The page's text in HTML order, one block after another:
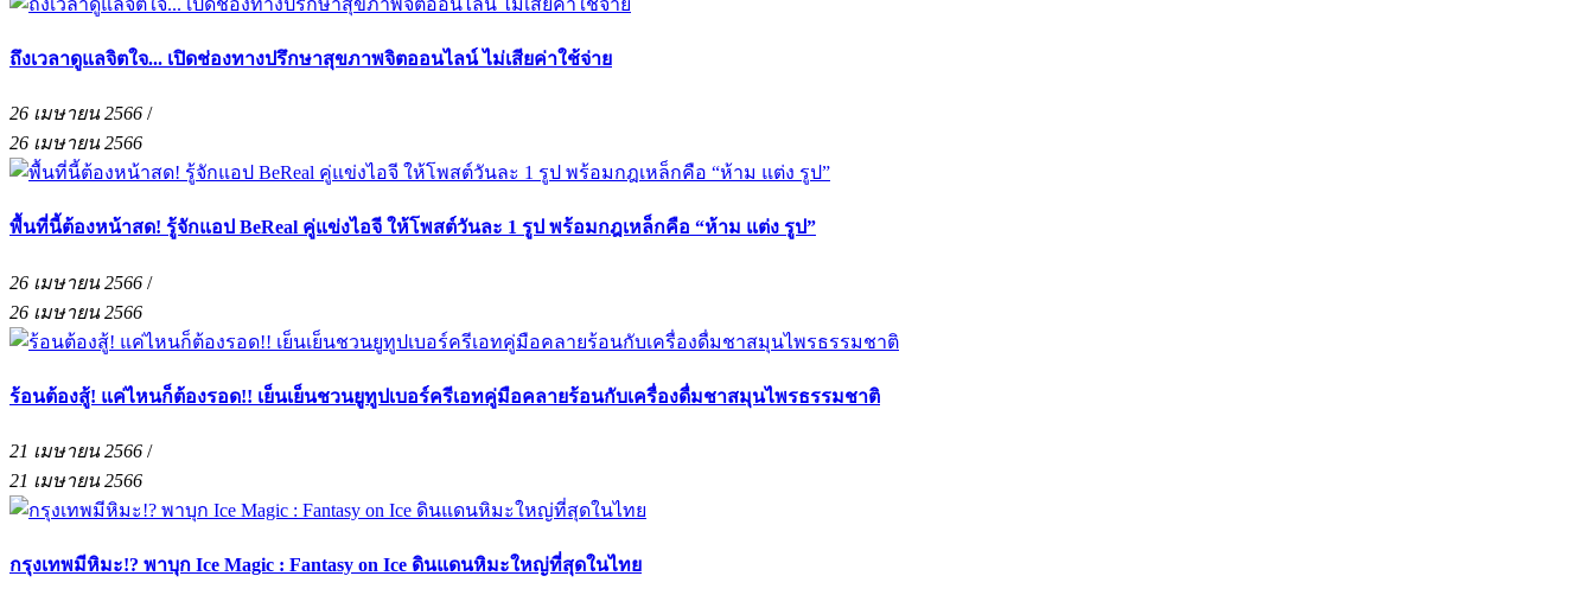
ถึงเวลาดูแลจิตใจ... เปิดช่องทางปรึกษาสุขภาพจิตออนไลน์ ไม่เสียค่าใช้จ่าย
26 เมษายน 2566 /
26 เมษายน 2566
พื้นที่นี้ต้องหน้าสด! รู้จักแอป BeReal คู่แข่งไอจี ให้โพสต์วันละ 1 รูป พร้อมกฎเหล็กคือ “ห้าม แต่ง รูป”
26 เมษายน 2566 /
26 เมษายน 2566
ร้อนต้องสู้! แค่ไหนก็ต้องรอด!! เย็นเย็นชวนยูทูปเบอร์ครีเอทคู่มือคลายร้อนกับเครื่องดื่มชาสมุนไพรธรรมชาติ
21 เมษายน 2566 /
21 เมษายน 2566
กรุงเทพมีหิมะ!? พาบุก Ice Magic : Fantasy on Ice ดินแดนหิมะใหญ่ที่สุดในไทย